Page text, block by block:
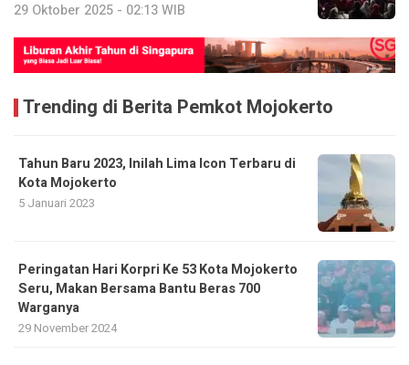
29 Oktober 2025 - 02:13 WIB
Trending di Berita Pemkot Mojokerto
Tahun Baru 2023, Inilah Lima Icon Terbaru di
Kota Mojokerto
5 Januari 2023
Peringatan Hari Korpri Ke 53 Kota Mojokerto
Seru, Makan Bersama Bantu Beras 700
Warganya
29 November 2024